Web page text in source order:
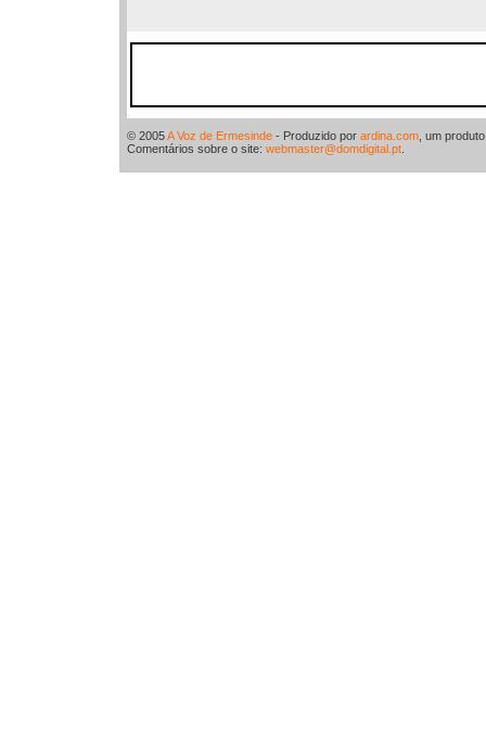
© 2005A Voz de Ermesinde - Produzido por ardina.com , um
Comentários sobre o site: webmaster@domdigital.pt